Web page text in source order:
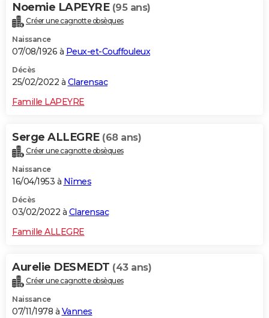
Noemie LAPEYRE (95 ans)
Créer une cagnotte obsèques
Naissance
07/08/1926 à Peux-et-Couffouleux
Décès
25/02/2022 à Clarensac
Famille LAPEYRE
Serge ALLEGRE (68 ans)
Créer une cagnotte obsèques
Naissance
16/04/1953 à Nîmes
Décès
03/02/2022 à Clarensac
Famille ALLEGRE
Aurelie DESMEDT (43 ans)
Créer une cagnotte obsèques
Naissance
07/11/1978 à Vannes